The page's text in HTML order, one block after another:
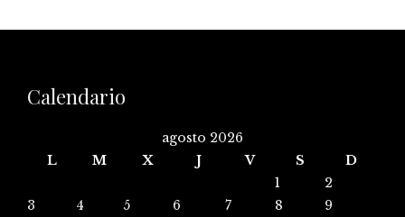
Calendario
agosto 2026
L
M X J V S
D
1
2
3
4 5 6 7 8
9